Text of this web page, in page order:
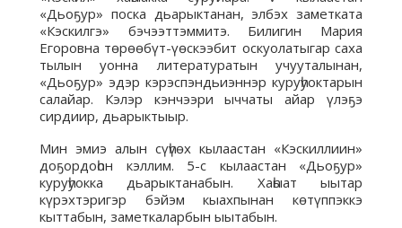
«Дьоҕур» поска дьарыктанан, элбэх заметката
«Кэскилгэ» бэчээттэммитэ. Билигин Мария
Егоровна төрөөбүт-үөскээбит оскуолатыгар саха
тылын уонна литературатын учууталынан,
«Дьоҕур» эдэр кэрэспэндьиэннэр куруһуоктарын
салайар. Кэлэр кэнчээри ыччаты айар үлэҕэ
сирдиир, дьарыктыыр.
Мин эмиэ алын сүһүөх кылаастан «Кэскиллиин»
доҕордоһон кэллим. 5-с кылаастан «Дьоҕур»
куруһуокка дьарыктанабын. Хаһыат ыытар
күрэхтэригэр бэйэм кыахпынан көтүппэккэ
кыттабын, заметкаларбын ыытабын.